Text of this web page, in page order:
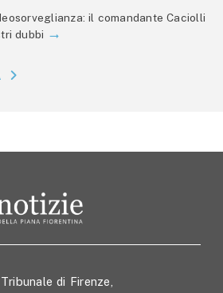
il comandante Caciolli
dubbi
di Firenze,